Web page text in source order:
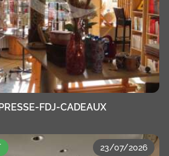
FDJ-CADEAUX
23/07/2026